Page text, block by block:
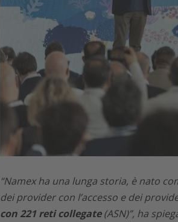
“Namex ha una lunga storia, è nato
dei provider con l’accesso e dei
con 221 reti collegate(ASN)”, ha